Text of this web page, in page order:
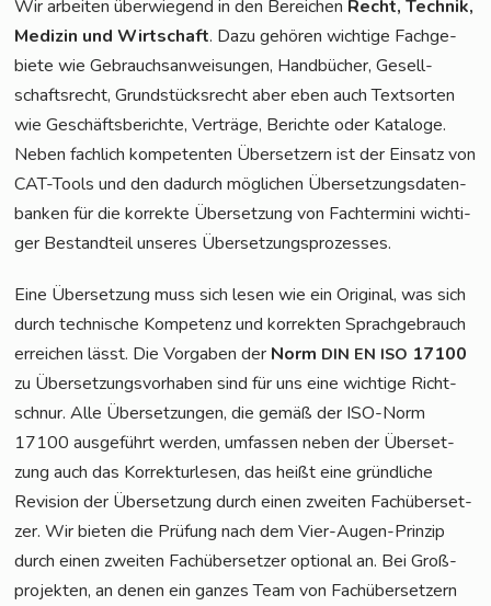
Wir arbei­ten über­wie­gend in den Berei­chen Recht, Tech­nik,
Medi­zin und Wirt­schaft. Dazu gehö­ren wich­ti­ge Fach­ge­
bie­te wie Gebrauchs­an­wei­sun­gen, Hand­bü­cher, Gesell­
schafts­recht, Grund­stücks­recht aber eben auch Text­sor­ten
wie Geschäfts­be­rich­te, Ver­trä­ge, Berich­te oder Kata­lo­ge.
Neben fach­lich kom­pe­ten­ten Über­set­zern ist der Ein­satz von
CAT-Tools und den dadurch mög­li­chen Über­set­zungs­da­ten­
ban­ken für die kor­rek­te Über­set­zung von Fach­ter­mi­ni wich­ti­
ger Bestand­teil unse­res Übersetzungsprozesses.
Eine Über­set­zung muss sich lesen wie ein Ori­gi­nal, was sich
durch tech­ni­sche Kom­pe­tenz und kor­rek­ten Sprach­ge­brauch
errei­chen lässt. Die Vor­ga­ben der Norm DIN EN ISO 17100
zu Über­set­zungs­vor­ha­ben sind für uns eine wich­ti­ge Richt­
schnur. Alle Über­set­zun­gen, die gemäß der ISO-Norm
17100 aus­ge­führt wer­den, umfas­sen neben der Über­set­
zung auch das Kor­rek­tur­le­sen, das heißt eine gründ­li­che
Revi­si­on der Über­set­zung durch einen zwei­ten Fach­über­set­
zer. Wir bie­ten die Prü­fung nach dem Vier-Augen-Prin­zip
durch einen zwei­ten Fach­über­set­zer optio­nal an. Bei Groß­
pro­jek­ten, an denen ein gan­zes Team von Fach­über­set­zern